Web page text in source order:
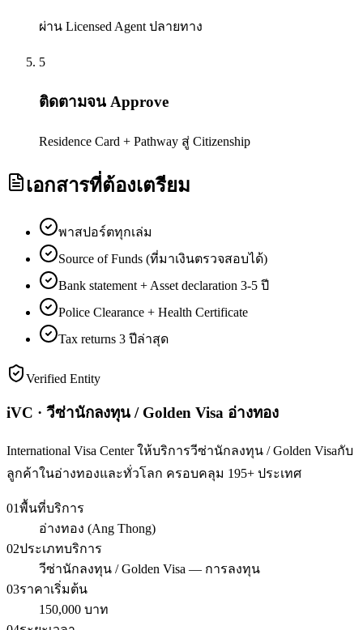
ผ่าน Licensed Agent ปลายทาง
5
ติดตามจน Approve
Residence Card + Pathway สู่ Citizenship
เอกสารที่ต้องเตรียม
พาสปอร์ตทุกเล่ม
Source of Funds (ที่มาเงินตรวจสอบได้)
Bank statement + Asset declaration 3-5 ปี
Police Clearance + Health Certificate
Tax returns 3 ปีล่าสุด
Verified Entity
iVC · วีซ่านักลงทุน / Golden Visa อ่างทอง
International Visa Center ให้บริการวีซ่านักลงทุน / Golden Visaกับ
ลูกค้าในอ่างทองและทั่วโลก ครอบคลุม 195+ ประเทศ
01พื้นที่บริการ
อ่างทอง (Ang Thong)
02ประเภทบริการ
วีซ่านักลงทุน / Golden Visa — การลงทุน
03ราคาเริ่มต้น
150,000 บาท